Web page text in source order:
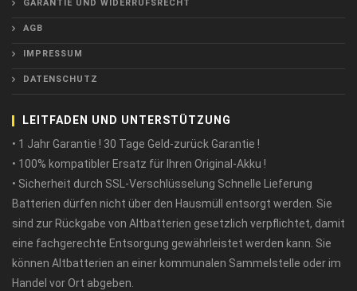
GARANTIE UND WIDERRUFSRECHT
AGB
IMPRESSUM
DATENSCHUTZ
LEITFADEN UND UNTERSTÜTZUNG
• 1 Jahr Garantie ! 30 Tage Geld-zurück Garantie !
• 100% kompatibler Ersatz für Ihren Original-Akku !
• Sicherheit durch SSL-Verschlüsselung Schnelle Lieferung
Batterien dürfen nicht über den Hausmüll entsorgt werden. Sie
sind zur Rückgabe von Altbatterien gesetzlich verpflichtet, damit
eine fachgerechte Entsorgung gewährleistet werden kann. Sie
können Altbatterien an einer kommunalen Sammelstelle oder im
Handel vor Ort abgeben.